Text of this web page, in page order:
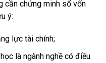
cần chứng minh số vốn
ý:
lực tài chính;
là ngành nghề có điều